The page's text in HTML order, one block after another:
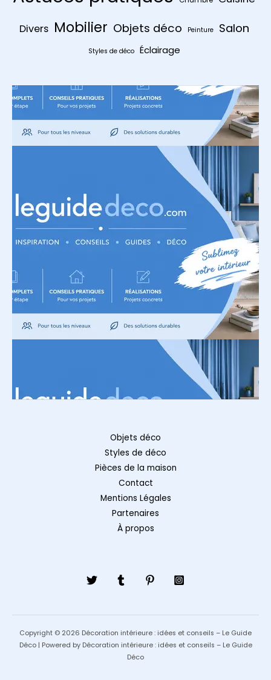
Divers Mobilier Objets déco Peinture Salon
Styles de déco Éclairage
Objets déco
Styles de déco
Pièces de la maison
Contact
Mentions Légales
Partenaires
À propos
Copyright © 2026 Décoration intérieure : idées et conseils – Le Guide
Déco | Powered by Décoration intérieure : idées et conseils – Le Guide
Déco